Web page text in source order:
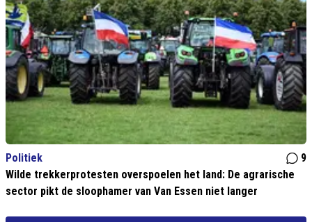
Politiek
9
Wilde trekkerprotesten overspoelen het land: De agrarische
sector pikt de sloophamer van Van Essen niet langer